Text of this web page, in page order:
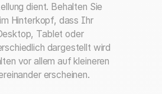
dient. Behalten Sie
Hinterkopf, dass Ihr
Tablet oder
dargestellt wird
vor allem auf kleineren
erscheinen.